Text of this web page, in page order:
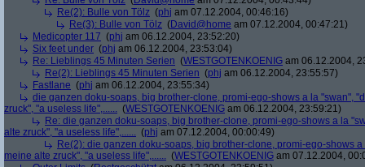
Re(2): Bulle von Tölz (phj am 07.12.2004, 00:46:16)
Re(3): Bulle von Tölz (David@home am 07.12.2004, 00:47:21)
Medicopter 117 (phj am 06.12.2004, 23:52:20)
Six feet under (phj am 06.12.2004, 23:53:04)
Re: Lieblings 45 Minuten Serien (WESTGOTENKOENIG am 06.12.2004,
Re(2): Lieblings 45 Minuten Serien (phj am 06.12.2004, 23:55:57)
Fastlane (phj am 06.12.2004, 23:55:34)
die ganzen doku-soaps, big brother-clone, promi-ego-shows a la "swan",
zruck", "a useless life",...... (WESTGOTENKOENIG am 06.12.2004, 23:59:21)
Re: die ganzen doku-soaps, big brother-clone, promi-ego-shows a la
alte zruck", "a useless life",...... (phj am 07.12.2004, 00:00:49)
Re(2): die ganzen doku-soaps, big brother-clone, promi-ego-shows
meine alte zruck", "a useless life",...... (WESTGOTENKOENIG am 07.12.2004,